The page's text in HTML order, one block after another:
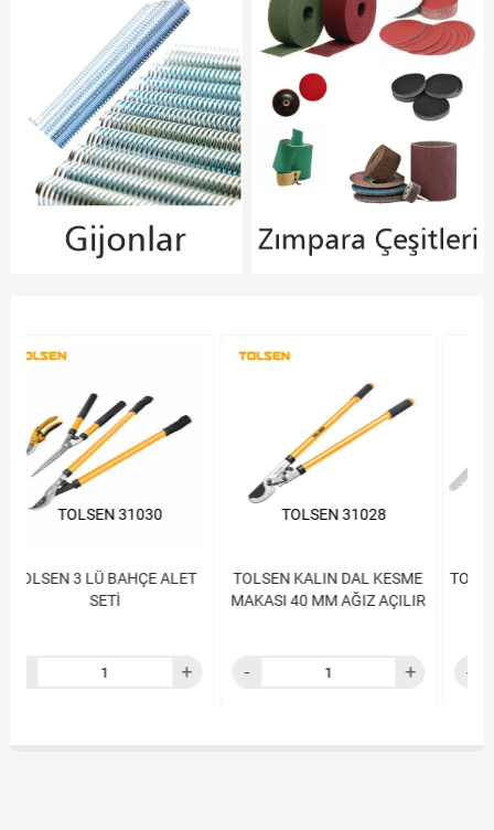
TOLSEN KALIN DAL KESME
MAKASI 40 MM AĞIZ AÇILIR
TOLSEN 31028
TOLSEN YÜKSEK DAL MAKAS
VE BIÇKISI
TOLSEN 31048